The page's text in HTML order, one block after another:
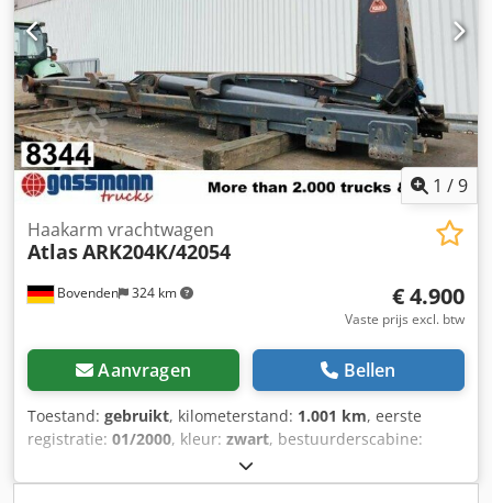
kg, 6,4 m - 900 kg! In 2023 is er ca. € 3.000,00 geïnvesteerd
in service en radiosysteem voor de kraan! ACCESSOIRE-
INFORMATIE ZONDER GARANTIE, wijzigingen, tussentijdse
verkoop en fouten voorbehouden! Crjdpfx Ansxdbxas Hsf
1 /9
Bovenden 324 km
Haakarm vrachtwagen
AtlasARK204K/42054
€ 4.900
Vaste prijs excl. btw
Aanvragen Bellen
Toestand: gebruikt, kilometerstand: 1.001 km, eerste
registratie: 01/2000, kleur: zwart, bestuurderscabine:
overig
Standplaats voertuig: Bovenden, containervergrendeling